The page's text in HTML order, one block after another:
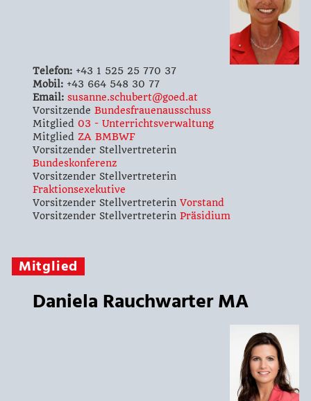
Telefon:+43 1 525 25 770 37
Mobil:+43 664 548 30 77
Email: susanne.schubert@goed.at
Vorsitzende Bundesfrauenausschuss
Mitglied 03 - Unterrichtsverwaltung
Mitglied ZA BMBWF
Vorsitzender Stellvertreterin
Bundeskonferenz
Vorsitzender Stellvertreterin
Fraktionsexekutive
Vorsitzender Stellvertreterin Vorstand
Vorsitzender Stellvertreterin Präsidium
Mitglied
Daniela Rauchwarter MA